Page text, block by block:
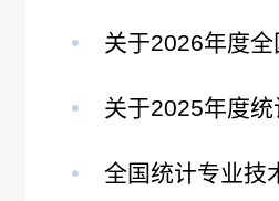
关于2026年度
关于2025年度
全国统计专业技